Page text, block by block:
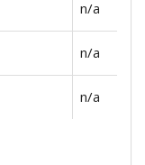
n/a
n/a
n/a